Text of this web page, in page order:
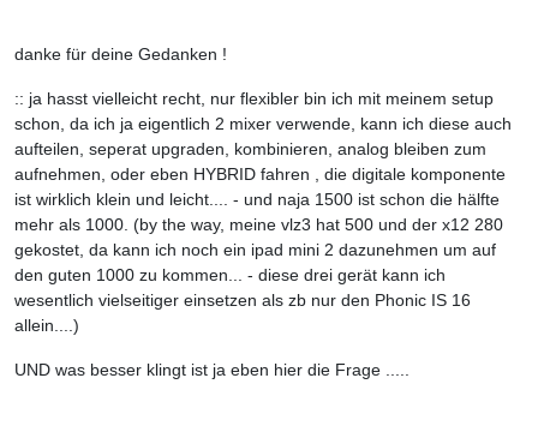
danke für deine Gedanken !
:: ja hasst vielleicht recht, nur flexibler bin ich mit meinem setup
schon, da ich ja eigentlich 2 mixer verwende, kann ich diese auch
aufteilen, seperat upgraden, kombinieren, analog bleiben zum
aufnehmen, oder eben HYBRID fahren , die digitale komponente
ist wirklich klein und leicht.... - und naja 1500 ist schon die hälfte
mehr als 1000. (by the way, meine vlz3 hat 500 und der x12 280
gekostet, da kann ich noch ein ipad mini 2 dazunehmen um auf
den guten 1000 zu kommen... - diese drei gerät kann ich
wesentlich vielseitiger einsetzen als zb nur den Phonic IS 16
allein....)
UND was besser klingt ist ja eben hier die Frage .....